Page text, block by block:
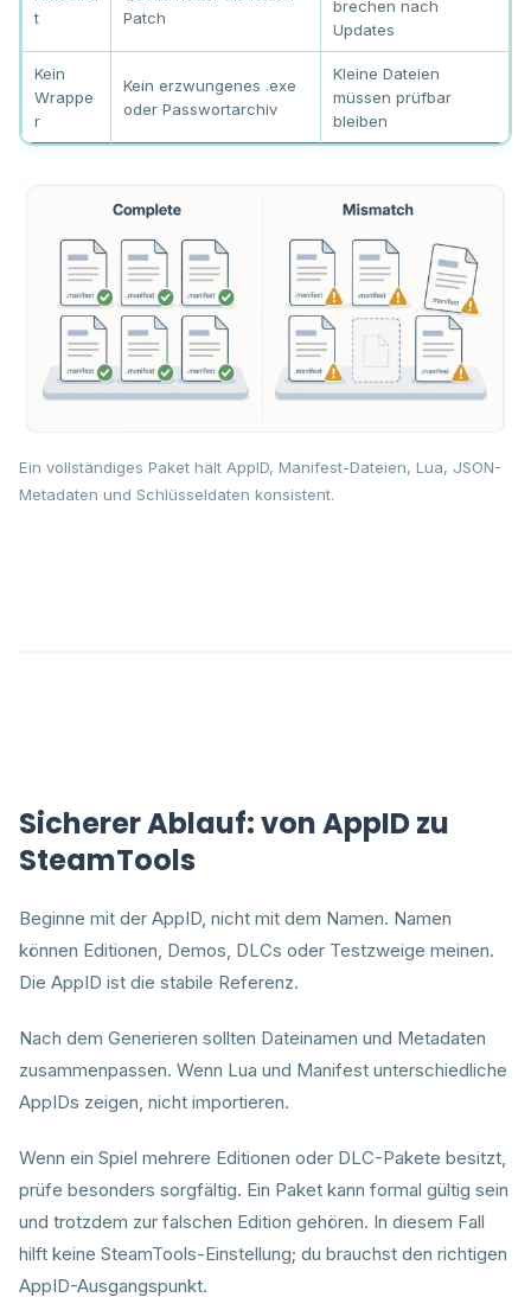
t
Patch
brechen nach
Updates
Kein
Wrappe
r
Kein erzwungenes .exe
oder Passwortarchiv
Kleine Dateien
müssen prüfbar
bleiben
Ein vollständiges Paket hält AppID, Manifest-Dateien, Lua, JSON-
Metadaten und Schlüsseldaten konsistent.
Sicherer Ablauf: von AppID zu
SteamTools
Beginne mit der AppID, nicht mit dem Namen. Namen
können Editionen, Demos, DLCs oder Testzweige meinen.
Die AppID ist die stabile Referenz.
Nach dem Generieren sollten Dateinamen und Metadaten
zusammenpassen. Wenn Lua und Manifest unterschiedliche
AppIDs zeigen, nicht importieren.
Wenn ein Spiel mehrere Editionen oder DLC-Pakete besitzt,
prüfe besonders sorgfältig. Ein Paket kann formal gültig sein
und trotzdem zur falschen Edition gehören. In diesem Fall
hilft keine SteamTools-Einstellung; du brauchst den richtigen
AppID-Ausgangspunkt.